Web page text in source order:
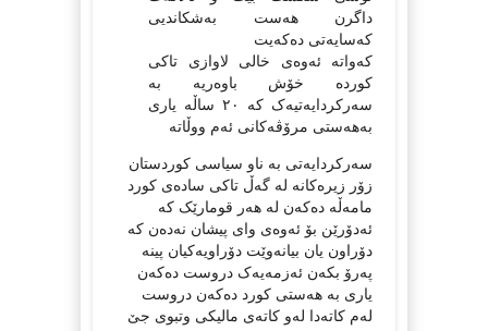
داگرن هەست بەشکاندیی
کەسایەتی دەکەیت
کەواتە ئەوەی خالی لاوازی تاکی
کوردە خۆش باوەریە بە
سەرکردایەتیەک کە ٢٠ ساڵە یاری
بەهەستی مرۆڤەکانی ئەم ووڵاتە
سەرکردایەتی بە ناو سیاسی کوردستان
زۆر زیرەکانە لە گەڵ تاکی سادەی کورد
مامەڵە دەکەن لە هەر قومارێک کە
ئەدۆرێن بۆ ئەوەی وای پیشان نەدەن کە
دۆراون یان بیانەوێت دۆراویەکیان پینە
پەرۆ بکەن ئەزمەیەک دروست دەکەن
یاری بە هەستی کورد دەکەن دروست
لەم کاتەدا لەو کاتەی مالیکی وتبوی جێ